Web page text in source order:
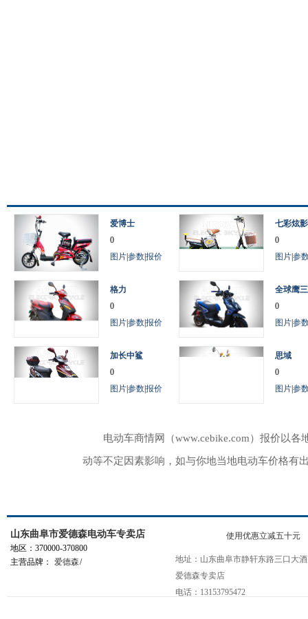
爱博士
0
图片参数报价
七彩炫影
0
图片参
格力
0
图片参数报价
全球鹰
0
图片参
加长中鲨
0
图片参数报价
思域
0
图片参
电动车商情网（www.cebike.com）报价以
动等不定因素影响，如与你地当地电动车价格有
山东曲阜市爱德森电动车专卖店
地区：370000-370800
主营品牌： 爱德森/
使用优惠立减五十元
地址：山东曲阜市静轩东路三口大
爱德森专卖店
电话：13153795472